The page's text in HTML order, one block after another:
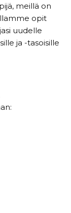
meillä on
opit
uudelle
ja -tasoisille